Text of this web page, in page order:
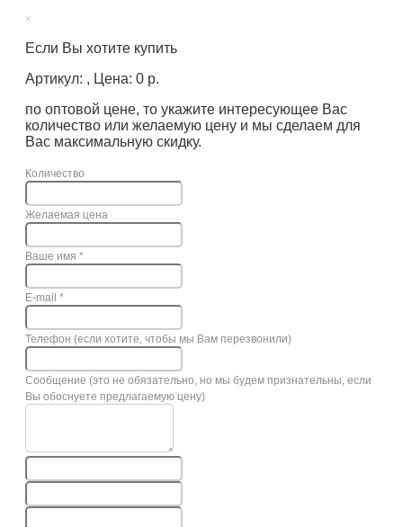
×
Если Вы хотите купить
Артикул: , Цена: 0 р.
по оптовой цене, то укажите интересующее Вас
количество или желаемую цену и мы сделаем для
Вас максимальную скидку.
Количество
Желаемая цена
Ваше имя *
E-mail *
Телефон (если хотите, чтобы мы Вам перезвонили)
Сообщение (это не обязательно, но мы будем признательны, если
Вы обоснуете предлагаемую цену)